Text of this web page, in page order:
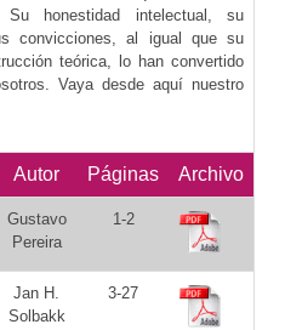
honestidad intelectual, su
convicciones, al igual que su
teórica, lo han convertido
Vaya desde aquí nuestro
Autor Páginas Archivo
Gustavo
Pereira
1-2
Jan H.
Solbakk
3-27